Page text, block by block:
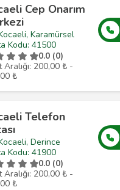
Cep Onarım
Karamürsel
Kodu: 41500
0.0 (0)
Aralığı: 200,00 ₺ -
₺
Telefon
Derince
Kodu: 41900
0.0 (0)
Aralığı: 200,00 ₺ -
₺